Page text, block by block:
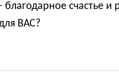
счастье
ВАС?